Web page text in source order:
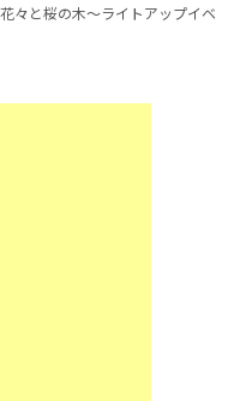
々と桜の木～ライトアップイベ